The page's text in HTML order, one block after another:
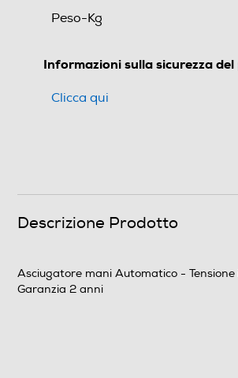
Peso-Kg
Informazioni sulla sicurezza
Clicca qui
Descrizione Prodotto
Asciugatore mani Automatico -
Garanzia 2 anni